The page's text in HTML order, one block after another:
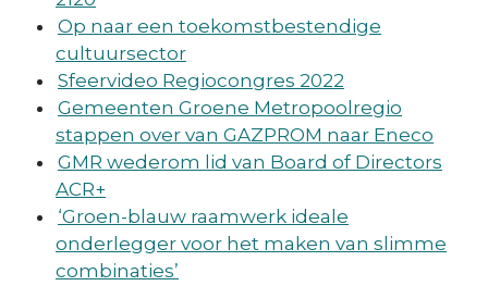
Op naar een toekomstbestendige
cultuursector
Sfeervideo Regiocongres 2022
Gemeenten Groene Metropoolregio
stappen over van GAZPROM naar Eneco
GMR wederom lid van Board of Directors
ACR+
‘Groen-blauw raamwerk ideale
onderlegger voor het maken van slimme
combinaties’